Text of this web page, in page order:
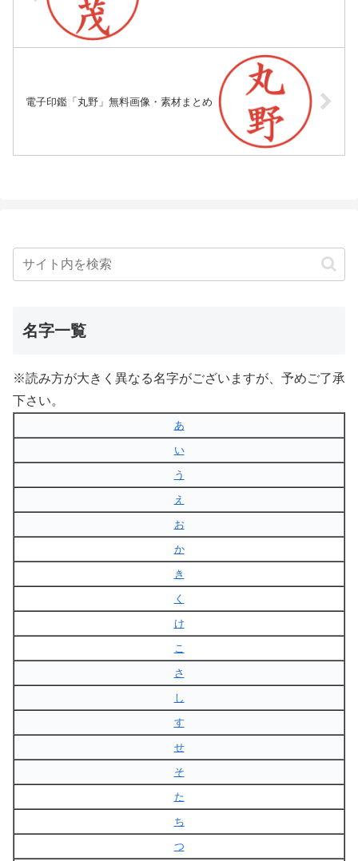
電子印鑑「丸野」無料画像・素材まとめ
名字一覧
※読み方が大きく異なる名字がございますが、予めご了承
下さい。
あ
い
う
え
お
か
き
く
け
こ
さ
し
す
せ
そ
た
ち
つ